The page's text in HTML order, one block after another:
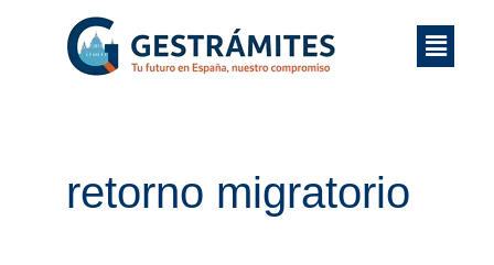
contenido
Menú
retorno migratorio